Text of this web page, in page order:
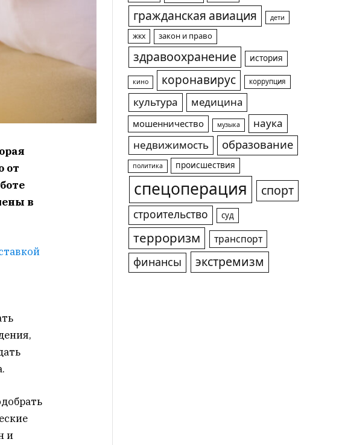
от
в
и
гражданская авиация дети
жкх закон и право
здравоохранение история
кино коронавирус коррупция
культура медицина
мошенничество музыка
наука
недвижимость
образование
политика происшествия
спецоперация спорт
строительство суд
терроризм транспорт
финансы экстремизм